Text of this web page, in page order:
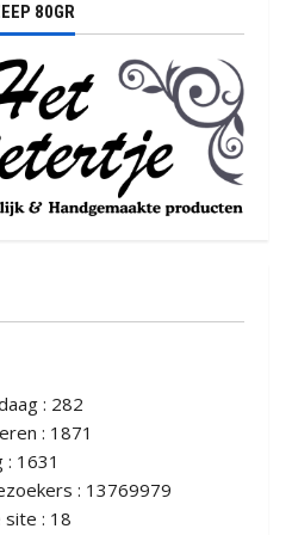
80GR
: 282
: 1871
: 1631
: 13769979
site : 18